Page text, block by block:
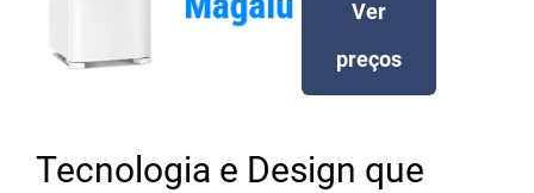
Ver
preços
Tecnologia e Design que